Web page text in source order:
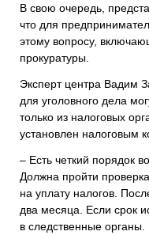
В свою очередь,
что для
этому вопросу,
прокуратуры.
Эксперт центра Вадим
для уголовного дела
только из налоговых
установлен налоговым
– Есть четкий порядок
Должна пройти
на уплату налогов.
два месяца. Если срок
в следственные